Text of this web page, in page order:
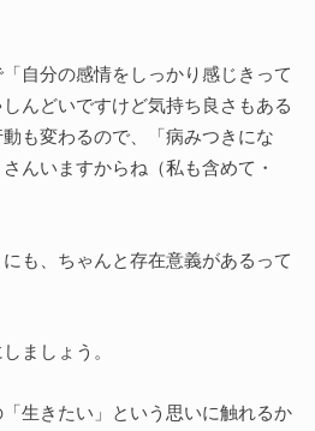
自分の感情をしっかり感じきって
んどいですけど気持ち良さもある
も変わるので、「病みつきにな
んいますからね（私も含めて・
も、ちゃんと存在意義があるって
ましょう。
生きたい」という思いに触れるか